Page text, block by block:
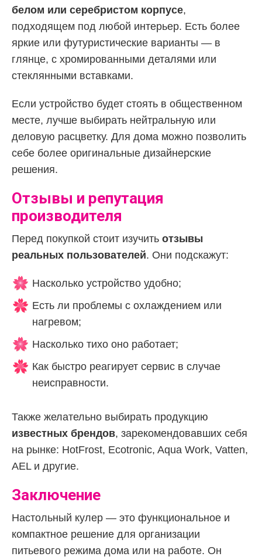
белом или серебристом корпусе,
подходящем под любой интерьер. Есть более
яркие или футуристические варианты — в
глянце, с хромированными деталями или
стеклянными вставками.
Если устройство будет стоять в общественном
месте, лучше выбирать нейтральную или
деловую расцветку. Для дома можно позволить
себе более оригинальные дизайнерские
решения.
Отзывы и репутация
производителя
Перед покупкой стоит изучить отзывы
реальных пользователей. Они подскажут:
Насколько устройство удобно;
Есть ли проблемы с охлаждением или
нагревом;
Насколько тихо оно работает;
Как быстро реагирует сервис в случае
неисправности.
Также желательно выбирать продукцию
известных брендов, зарекомендовавших себя
на рынке: HotFrost, Ecotronic, Aqua Work, Vatten,
AEL и другие.
Заключение
Настольный кулер — это функциональное и
компактное решение для организации
питьевого режима дома или на работе. Он